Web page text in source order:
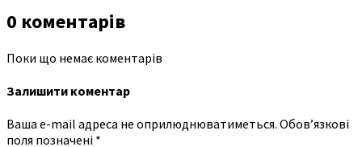
0 коментарів
Поки що немає коментарів
Залишити коментар
Ваша e-mail адреса не оприлюднюватиметься. Обов’язкові
поля позначені *